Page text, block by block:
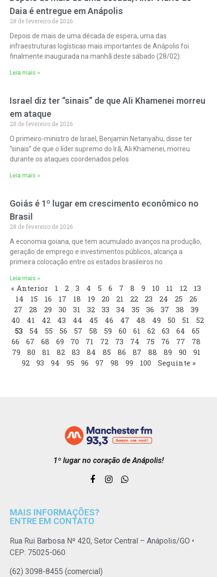
Daia é entregue em Anápolis
28 de fevereiro de 2026
Depois de mais de uma década de espera, uma das
infraestruturas logísticas mais importantes de Anápolis foi
finalmente inaugurada na manhã deste sábado (28/02):
Leia mais »
Israel diz ter “sinais” de que Ali Khamenei morreu
em ataque
28 de fevereiro de 2026
O primeiro-ministro de Israel, Benjamin Netanyahu, disse ter
“sinais” de que o líder supremo do Irã, Ali Khamenei, morreu
durante os ataques coordenados pelos
Leia mais »
Goiás é 1º lugar em crescimento econômico no
Brasil
28 de fevereiro de 2026
A economia goiana, que tem acumulado avanços na produção,
geração de emprego e investimentos públicos, alcança a
primeira colocação entre os estados brasileiros no
Leia mais »
« Anterior 1 2 3 4 5 6 7 8 9 10 11 12
13
14
15 16 17 18 19 20 21 22 23 24 25
26
27
28 29 30 31 32 33 34 35 36 37 38
39
40
41 42 43 44 45 46 47 48 49 50 51
52
53
54 55 56 57 58 59 60 61 62 63 64
65
66
67 68 69 70 71 72 73 74 75 76 77
78
79
80 81 82 83 84 85 86 87 88 89 90
91
92
93 94 95 96 97 98 99 100 Seguinte »
1º lugar no coração de Anápolis!
MAIS INFORMAÇÕES?
ENTRE EM CONTATO
Rua Rui Barbosa Nº 420, Setor Central – Anápolis/GO •
CEP: 75025-060
(62) 3098-8455 (comercial)